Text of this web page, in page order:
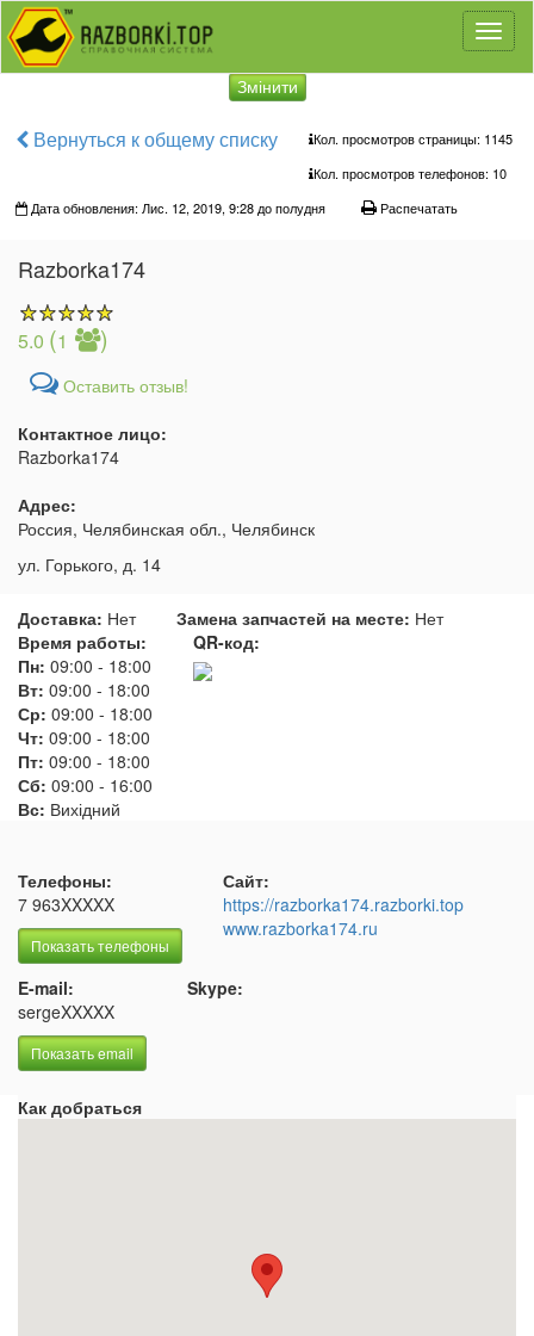
Змінити
Вернуться к общему списку
Кол. просмотров страницы: 1145
Кол. просмотров телефонов: 10
Дата обновления: Лис. 12, 2019, 9:28 до полудня
Распечатать
Razborka174
5.0 (1 )
Оставить отзыв!
Контактное лицо:
Razborka174
Адрес:
Россия, Челябинская обл., Челябинск
ул. Горького, д. 14
Доставка: Нет Замена запчастей на месте: Нет
Время работы:
Пн: 09:00 - 18:00
Вт: 09:00 - 18:00
Ср: 09:00 - 18:00
Чт: 09:00 - 18:00
Пт: 09:00 - 18:00
Сб: 09:00 - 16:00
Вс: Вихідний
QR-код:
Телефоны:
7 963XXXXX
Показать телефоны
Сайт:
https://razborka174.razborki.top
www.razborka174.ru
E-mail:
sergeXXXXX
Показать email
Skype:
Как добраться